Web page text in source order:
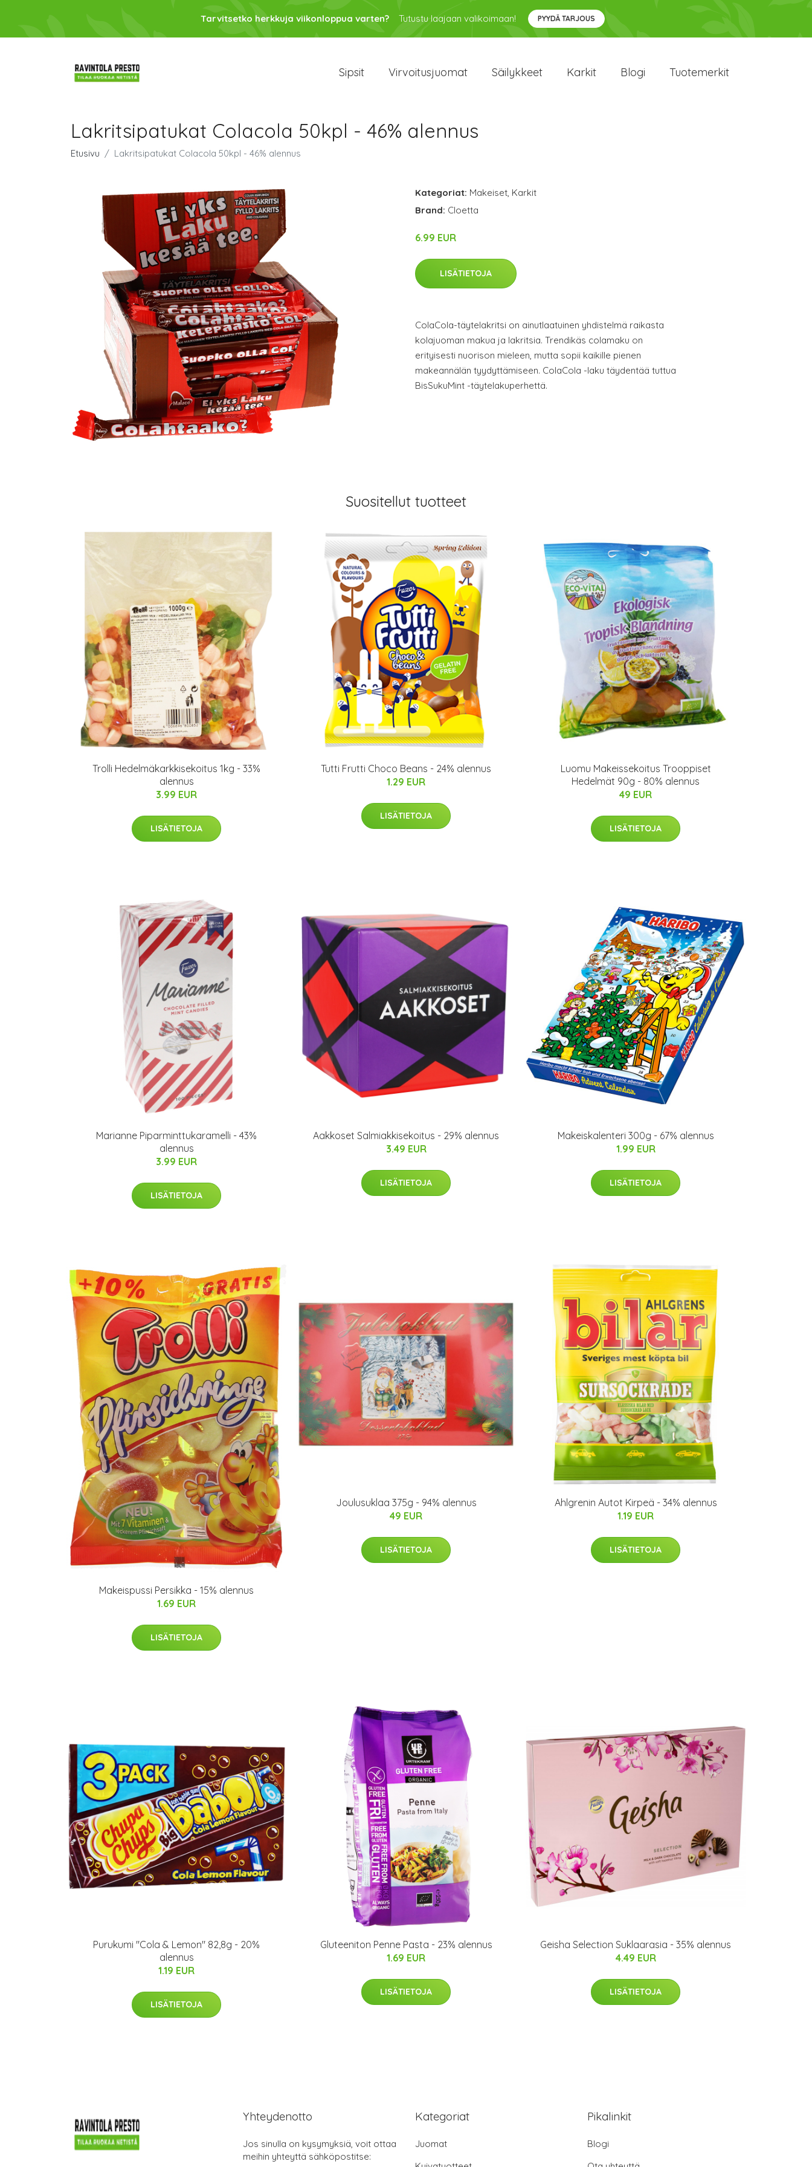
Tarvitsetko herkkuja viikonloppua varten? Tutustu laajaan valikoimaan! PYYDÄ TARJOUS
Sipsit Virvoitusjuomat Säilykkeet Karkit Blogi Tuotemerkit
Lakritsipatukat Colacola 50kpl - 46% alennus
Etusivu Lakritsipatukat Colacola 50kpl - 46% alennus
Kategoriat: Makeiset, Karkit
Brand: Cloetta
6.99 EUR
LISÄTIETOJA
ColaCola-täytelakritsi on ainutlaatuinen yhdistelmä raikasta
kolajuoman makua ja lakritsia. Trendikäs colamaku on
erityisesti nuorison mieleen, mutta sopii kaikille pienen
makeannälän tyydyttämiseen. ColaCola -laku täydentää tuttua
BisSukuMint -täytelakuperhettä.
Suositellut tuotteet
Trolli Hedelmäkarkkisekoitus 1kg - 33%
alennus
3.99 EUR
LISÄTIETOJA
Tutti Frutti Choco Beans - 24% alennus
1.29 EUR
LISÄTIETOJA
Luomu Makeissekoitus Trooppiset
Hedelmät 90g - 80% alennus
49 EUR
LISÄTIETOJA
Marianne Piparminttukaramelli - 43%
alennus
3.99 EUR
LISÄTIETOJA
Aakkoset Salmiakkisekoitus - 29% alennus
3.49 EUR
LISÄTIETOJA
Makeiskalenteri 300g - 67% alennus
1.99 EUR
LISÄTIETOJA
Makeispussi Persikka - 15% alennus
1.69 EUR
LISÄTIETOJA
Joulusuklaa 375g - 94% alennus
49 EUR
LISÄTIETOJA
Ahlgrenin Autot Kirpeä - 34% alennus
1.19 EUR
LISÄTIETOJA
Purukumi "Cola & Lemon" 82,8g - 20%
alennus
1.19 EUR
LISÄTIETOJA
Gluteeniton Penne Pasta - 23% alennus
1.69 EUR
LISÄTIETOJA
Geisha Selection Suklaarasia - 35% alennus
4.49 EUR
LISÄTIETOJA
Yhteydenotto
Jos sinulla on kysymyksiä, voit ottaa
meihin yhteyttä sähköpostitse:
Kategoriat
Juomat
Pikalinkit
Blogi